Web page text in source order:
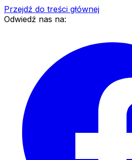
Przejdź do treści głównej
Odwiedź nas na: